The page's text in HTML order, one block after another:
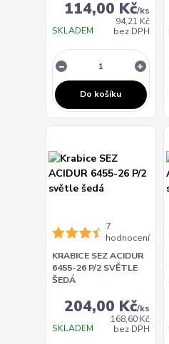
114,00 Kč/ks
94,21 Kč
bez DPH
SKLADEM
Do košíku
7
hodnocení
KRABICE SEZ ACIDUR
6455-26 P/2 SVĚTLE
ŠEDÁ
204,00 Kč/ks
168,60 Kč
bez DPH
SKLADEM